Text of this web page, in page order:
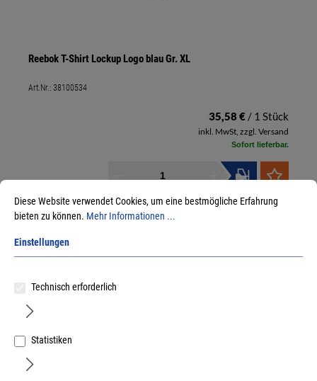
Reebok T-Shirt Lockup Logo blau Gr. XL
Art.Nr.: 38100534
35,58 € / 1 Stück
inkl. MwSt, zzgl. Versand
Sofort lieferbar.
Mascot Stretchhose mit Knietaschen Gr.76C52 hellkhaki
Diese Website verwendet Cookies, um eine bestmögliche Erfahrung
bieten zu können. Mehr Informationen ...
Einstellungen
Technisch erforderlich
Statistiken